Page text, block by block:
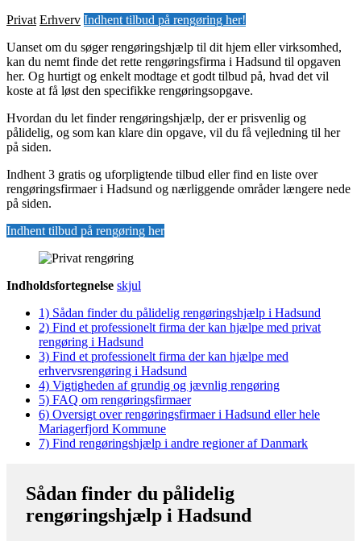
Privat Erhverv Indhent tilbud på rengøring her!
Uanset om du søger rengøringshjælp til dit hjem eller virksomhed,
kan du nemt finde det rette rengøringsfirma i Hadsund til opgaven
her. Og hurtigt og enkelt modtage et godt tilbud på, hvad det vil
koste at få løst den specifikke rengøringsopgave.
Hvordan du let finder rengøringshjælp, der er prisvenlig og
pålidelig, og som kan klare din opgave, vil du få vejledning til her
på siden.
Indhent 3 gratis og uforpligtende tilbud eller find en liste over
rengøringsfirmaer i Hadsund og nærliggende områder længere nede
på siden.
Indhent tilbud på rengøring her
Indholdsfortegnelse skjul
1) Sådan finder du pålidelig rengøringshjælp i Hadsund
2) Find et professionelt firma der kan hjælpe med privat
rengøring i Hadsund
3) Find et professionelt firma der kan hjælpe med
erhvervsrengøring i Hadsund
4) Vigtigheden af grundig og jævnlig rengøring
5) FAQ om rengøringsfirmaer
6) Oversigt over rengøringsfirmaer i Hadsund eller hele
Mariagerfjord Kommune
7) Find rengøringshjælp i andre regioner af Danmark
Sådan finder du pålidelig
rengøringshjælp i Hadsund